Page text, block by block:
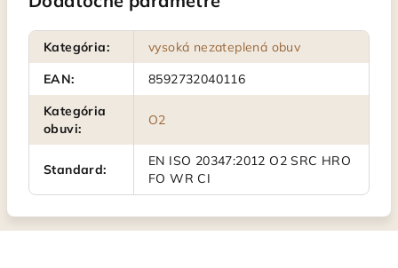
Kategória:
vysoká nezateplená obuv
EAN:
8592732040116
Kategória
obuvi:
O2
Standard:
EN ISO 20347:2012 O2 SRC HRO
FO WR CI